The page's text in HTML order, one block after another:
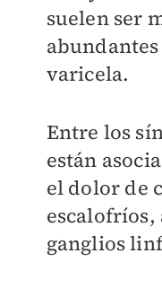
suelen ser
varicela.
Entre los
están
el dolor de
ganglios